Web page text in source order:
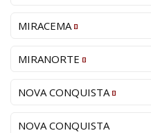
MIRACEMA
MIRANORTE
NOVA CONQUISTA
NOVA CONQUISTA